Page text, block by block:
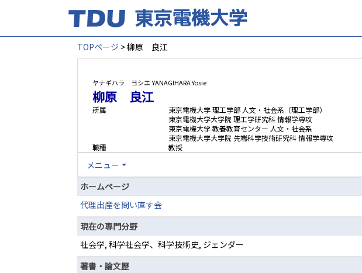
TOPページ > 柳原 良江
ヤナギハラ ヨシエ YANAGIHARA Yosie
柳原 良江
所属
東京電機大学 理工学部 人文・社会系（理工学部）
東京電機大学大学院 理工学研究科 情報学専攻
東京電機大学 教養教育センター 人文・社会系
東京電機大学大学院 先端科学技術研究科 情報学専攻
職種
教授
メニュー
ホームページ
代理出産を問い直す会
現在の専門分野
社会学, 科学社会学、科学技術史, ジェンダー
著書・論文歴